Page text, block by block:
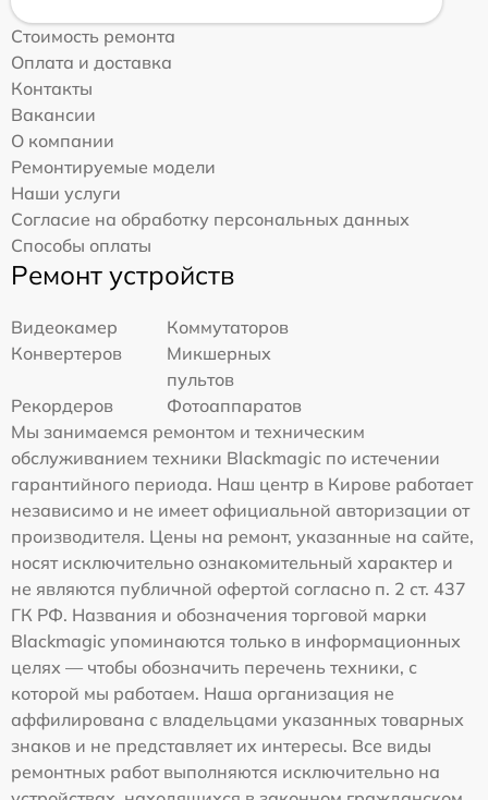
Стоимость ремонта
Оплата и доставка
Контакты
Вакансии
О компании
Ремонтируемые модели
Наши услуги
Согласие на обработку персональных данных
Способы оплаты
Ремонт устройств
Видеокамер
Коммутаторов
Конвертеров
Микшерных
пультов
Рекордеров
Фотоаппаратов
Мы занимаемся ремонтом и техническим
обслуживанием техники Blackmagic по истечении
гарантийного периода. Наш центр в Кирове работает
независимо и не имеет официальной авторизации от
производителя. Цены на ремонт, указанные на сайте,
носят исключительно ознакомительный характер и
не являются публичной офертой согласно п. 2 ст. 437
ГК РФ. Названия и обозначения торговой марки
Blackmagic упоминаются только в информационных
целях — чтобы обозначить перечень техники, с
которой мы работаем. Наша организация не
аффилирована с владельцами указанных товарных
знаков и не представляет их интересы. Все виды
ремонтных работ выполняются исключительно на